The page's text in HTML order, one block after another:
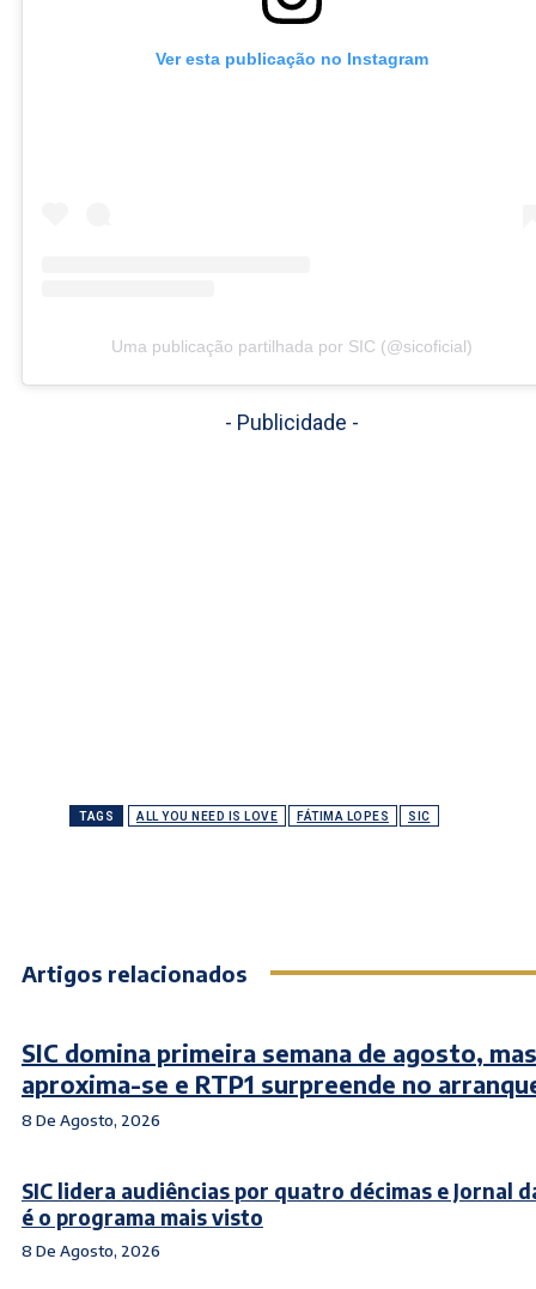
Ver esta publicação no Instagram
Uma publicação partilhada por SIC (@sicoficial)
- Publicidade -
TAGS ALL YOU NEED IS LOVE FÁTIMA LOPES SIC
Artigos relacionados
SIC domina primeira semana de agosto,
aproxima-se e RTP1 surpreende no
8 De Agosto, 2026
SIC lidera audiências por quatro décimas e Jornal
é o programa mais visto
8 De Agosto, 2026